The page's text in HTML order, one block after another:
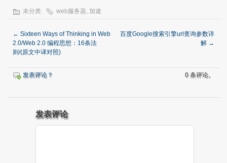
未分类 web服务器, 加速
← Sixteen Ways of Thinking in Web
2.0/Web 2.0 编程思想：16条法
则/(原文中译对照)
百度Google搜索引擎url查询参数详
解 →
发表评论？ 0 条评论。
发表评论